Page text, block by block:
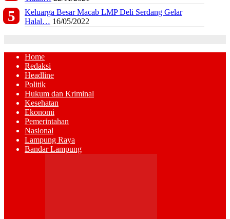
Keluarga Besar Macab LMP Deli Serdang Gelar
Halal… 16/05/2022
Home
Redaksi
Headline
Politik
Hukum dan Kriminal
Kesehatan
Ekonomi
Pemerintahan
Nasional
Lampung Raya
Bandar Lampung